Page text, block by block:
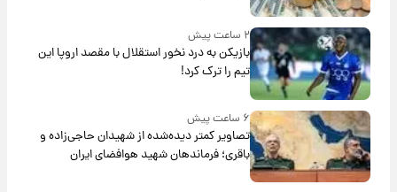
۲ ساعت پیش
بازیکن به درد نخور استقلال با مقصد اروپا این
تیم را ترک کرد!
۶ ساعت پیش
تصاویر کمتر دیده‌شده از شهیدان حاجی‌زاده و
باقری؛ فرماندهان شهید هوافضای ایران